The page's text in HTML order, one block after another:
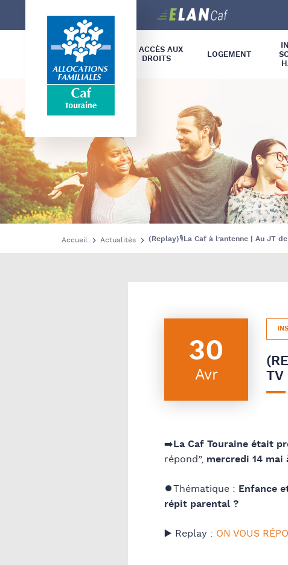
Touraine
L’ ACCÈS AUX
DROITS
LOGEMENT
Accueil Actualités (Replay)🎙️La Caf à l’antenne | Au JT
30
Avr
TV
➡️La Caf Touraine était
répond”, mercredi 14 mai
⏺️Thématique : Enfance
répit parental ?
▶️ Replay : ON VOUS